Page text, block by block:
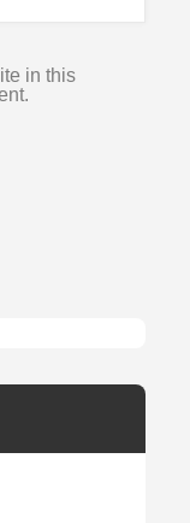
in this